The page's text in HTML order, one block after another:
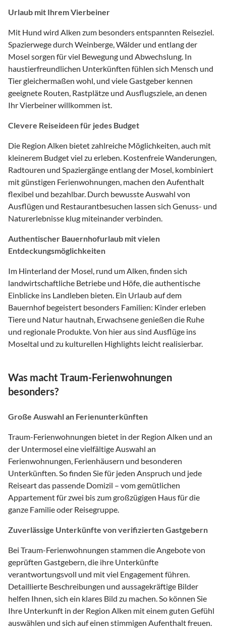
Urlaub mit Ihrem Vierbeiner
Mit Hund wird Alken zum besonders entspannten Reiseziel.
Spazierwege durch Weinberge, Wälder und entlang der
Mosel sorgen für viel Bewegung und Abwechslung. In
haustierfreundlichen Unterkünften fühlen sich Mensch und
Tier gleichermaßen wohl, und viele Gastgeber kennen
geeignete Routen, Rastplätze und Ausflugsziele, an denen
Ihr Vierbeiner willkommen ist.
Clevere Reiseideen für jedes Budget
Die Region Alken bietet zahlreiche Möglichkeiten, auch mit
kleinerem Budget viel zu erleben. Kostenfreie Wanderungen,
Radtouren und Spaziergänge entlang der Mosel, kombiniert
mit günstigen Ferienwohnungen, machen den Aufenthalt
flexibel und bezahlbar. Durch bewusste Auswahl von
Ausflügen und Restaurantbesuchen lassen sich Genuss- und
Naturerlebnisse klug miteinander verbinden.
Authentischer Bauernhofurlaub mit vielen
Entdeckungsmöglichkeiten
Im Hinterland der Mosel, rund um Alken, finden sich
landwirtschaftliche Betriebe und Höfe, die authentische
Einblicke ins Landleben bieten. Ein Urlaub auf dem
Bauernhof begeistert besonders Familien: Kinder erleben
Tiere und Natur hautnah, Erwachsene genießen die Ruhe
und regionale Produkte. Von hier aus sind Ausflüge ins
Moseltal und zu kulturellen Highlights leicht realisierbar.
Was macht Traum-Ferienwohnungen
besonders?
Große Auswahl an Ferienunterkünften
Traum-Ferienwohnungen bietet in der Region Alken und an
der Untermosel eine vielfältige Auswahl an
Ferienwohnungen, Ferienhäusern und besonderen
Unterkünften. So finden Sie für jeden Anspruch und jede
Reiseart das passende Domizil – vom gemütlichen
Appartement für zwei bis zum großzügigen Haus für die
ganze Familie oder Reisegruppe.
Zuverlässige Unterkünfte von verifizierten Gastgebern
Bei Traum-Ferienwohnungen stammen die Angebote von
geprüften Gastgebern, die ihre Unterkünfte
verantwortungsvoll und mit viel Engagement führen.
Detaillierte Beschreibungen und aussagekräftige Bilder
helfen Ihnen, sich ein klares Bild zu machen. So können Sie
Ihre Unterkunft in der Region Alken mit einem guten Gefühl
auswählen und sich auf einen stimmigen Aufenthalt freuen.